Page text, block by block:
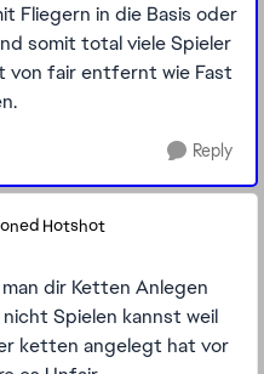
Fliegern in die Basis oder
somit total viele Spieler
von fair entfernt wie Fast
Reply
Hotshot
dir Ketten Anlegen
Spielen kannst weil
ketten angelegt hat vor